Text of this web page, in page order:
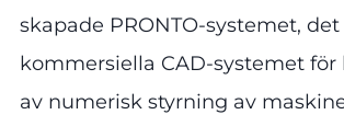
skapade PRONTO-systemet, det
kommersiella CAD-systemet
av numerisk styrning av